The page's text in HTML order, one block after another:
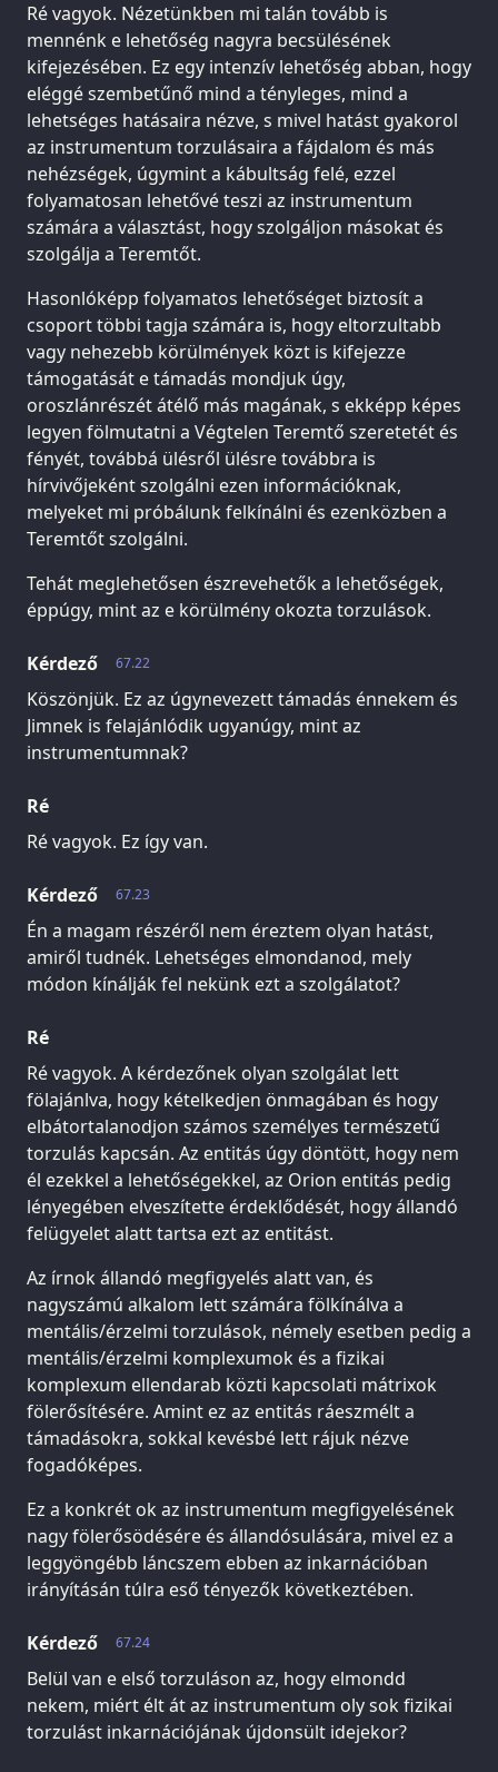
Ré vagyok. Nézetünkben mi talán tovább is
mennénk e lehetőség nagyra becsülésének
kifejezésében. Ez egy intenzív lehetőség abban, hogy
eléggé szembetűnő mind a tényleges, mind a
lehetséges hatásaira nézve, s mivel hatást gyakorol
az instrumentum torzulásaira a fájdalom és más
nehézségek, úgymint a kábultság felé, ezzel
folyamatosan lehetővé teszi az instrumentum
számára a választást, hogy szolgáljon másokat és
szolgálja a Teremtőt.
Hasonlóképp folyamatos lehetőséget biztosít a
csoport többi tagja számára is, hogy eltorzultabb
vagy nehezebb körülmények közt is kifejezze
támogatását e támadás mondjuk úgy,
oroszlánrészét átélő más magának, s ekképp képes
legyen fölmutatni a Végtelen Teremtő szeretetét és
fényét, továbbá ülésről ülésre továbbra is
hírvivőjeként szolgálni ezen információknak,
melyeket mi próbálunk felkínálni és ezenközben a
Teremtőt szolgálni.
Tehát meglehetősen észrevehetők a lehetőségek,
éppúgy, mint az e körülmény okozta torzulások.
67.22
Kérdező
Köszönjük. Ez az úgynevezett támadás énnekem és
Jimnek is felajánlódik ugyanúgy, mint az
instrumentumnak?
Ré
Ré vagyok. Ez így van.
67.23
Kérdező
Én a magam részéről nem éreztem olyan hatást,
amiről tudnék. Lehetséges elmondanod, mely
módon kínálják fel nekünk ezt a szolgálatot?
Ré
Ré vagyok. A kérdezőnek olyan szolgálat lett
fölajánlva, hogy kételkedjen önmagában és hogy
elbátortalanodjon számos személyes természetű
torzulás kapcsán. Az entitás úgy döntött, hogy nem
él ezekkel a lehetőségekkel, az Orion entitás pedig
lényegében elveszítette érdeklődését, hogy állandó
felügyelet alatt tartsa ezt az entitást.
Az írnok állandó megfigyelés alatt van, és
nagyszámú alkalom lett számára fölkínálva a
mentális/érzelmi torzulások, némely esetben pedig a
mentális/érzelmi komplexumok és a fizikai
komplexum ellendarab közti kapcsolati mátrixok
fölerősítésére. Amint ez az entitás ráeszmélt a
támadásokra, sokkal kevésbé lett rájuk nézve
fogadóképes.
Ez a konkrét ok az instrumentum megfigyelésének
nagy fölerősödésére és állandósulására, mivel ez a
leggyöngébb láncszem ebben az inkarnációban
irányításán túlra eső tényezők következtében.
67.24
Kérdező
Belül van e első torzuláson az, hogy elmondd
nekem, miért élt át az instrumentum oly sok fizikai
torzulást inkarnációjának újdonsült idejekor?